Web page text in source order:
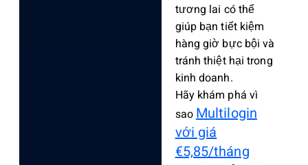
tương lai có thể
giúp bạn tiết kiệm
hàng giờ bực bội và
tránh thiệt hại trong
kinh doanh.
Hãy khám phá vì
saoMultilogin
với giá
€5,85/tháng